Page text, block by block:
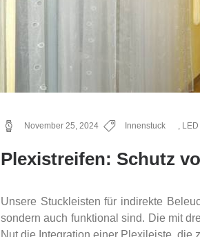
November 25, 2024 Innenstuck ,
Plexistreifen: Schutz
Unsere Stuckleisten für indirekte
sondern auch funktional sind. Die mit